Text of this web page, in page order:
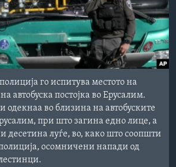
го испитува местото на
автобуска постојка во Ерусалим.
одекнаа во близина на автобуските
при што загина едно лице, а
десетина луѓе, во, како што соопшти
осомничени напади од